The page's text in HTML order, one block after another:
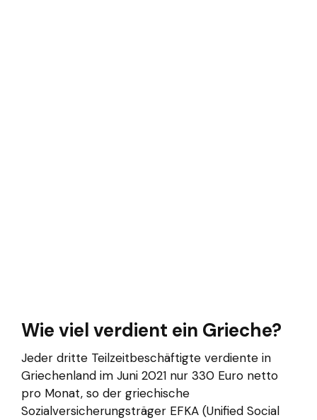
Wie viel verdient ein Grieche?
Jeder dritte Teilzeitbeschäftigte verdiente in
Griechenland im Juni 2021 nur 330 Euro netto
pro Monat, so der griechische
Sozialversicherungsträger EFKA (Unified Social